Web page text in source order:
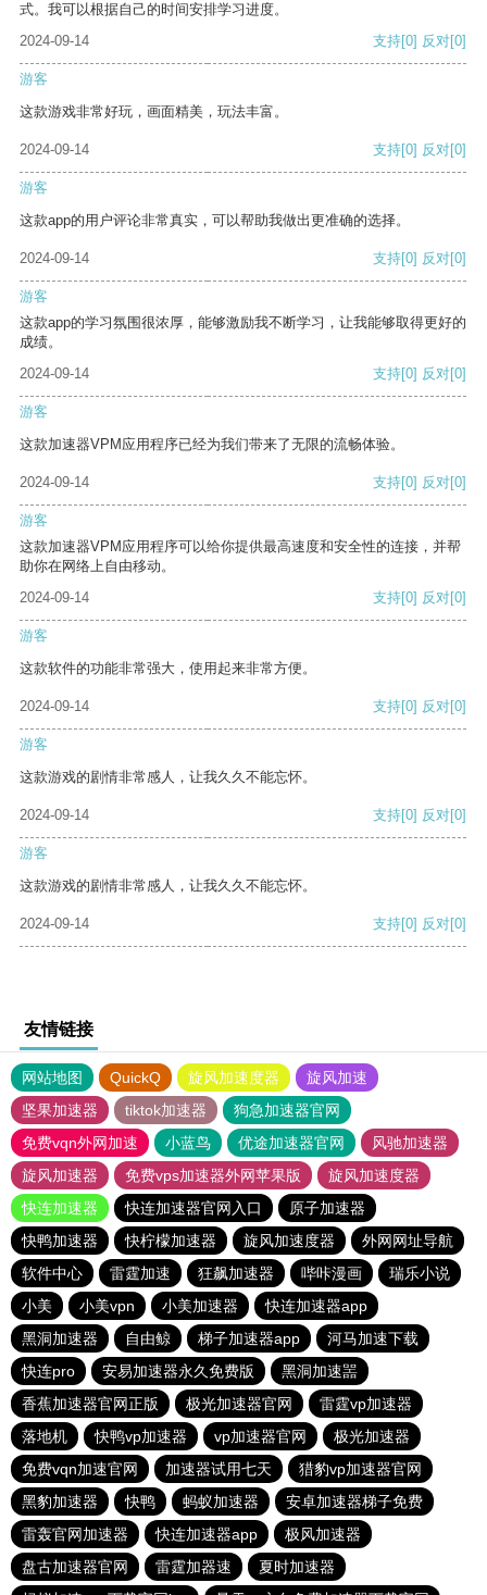
式。我可以根据自己的时间安排学习进度。
2024-09-14
支持[0] 反对[0]
游客
这款游戏非常好玩，画面精美，玩法丰富。
2024-09-14 支持[0] 反对[0]
游客
这款app的用户评论非常真实，可以帮助我做出更准确的选择。
2024-09-14 支持[0] 反对[0]
游客
这款app的学习氛围很浓厚，能够激励我不断学习，让我能够取得更好的
成绩。
2024-09-14
支持[0] 反对[0]
游客
这款加速器VPM应用程序已经为我们带来了无限的流畅体验。
2024-09-14 支持[0] 反对[0]
游客
这款加速器VPM应用程序可以给你提供最高速度和安全性的连接，并帮
助你在网络上自由移动。
2024-09-14
支持[0] 反对[0]
游客
这款软件的功能非常强大，使用起来非常方便。
2024-09-14 支持[0] 反对[0]
游客
这款游戏的剧情非常感人，让我久久不能忘怀。
2024-09-14 支持[0] 反对[0]
游客
这款游戏的剧情非常感人，让我久久不能忘怀。
2024-09-14 支持[0] 反对[0]
友情链接
网站地图 QuickQ 旋风加速度器
旋风加速
坚果加速器
tiktok加速器
狗急加速器官网
免费vqn外网加速
小蓝鸟 优途加速器官网
风驰加速器
旋风加速器
免费vps加速器外网苹果版
旋风加速度器
快连加速器
快连加速器官网入口
原子加速器
快鸭加速器
快柠檬加速器 旋风加速度器
外网网址导航
软件中心
雷霆加速 狂飙加速器 哔咔漫画
瑞乐小说
小美
小美vpn 小美加速器
快连加速器app
黑洞加速器
自由鲸 梯子加速器app
河马加速下载
快连pro
安易加速器永久免费版
黑洞加速噐
香蕉加速器官网正版
极光加速器官网
雷霆vp加速器
落地机
快鸭vp加速器 vp加速器官网
极光加速器
免费vqn加速官网
加速器试用七天
猎豹vp加速器官网
黑豹加速器
快鸭 蚂蚁加速器
安卓加速器梯子免费
雷轰官网加速器
快连加速器app
极风加速器
盘古加速器官网
雷霆加器速
夏时加速器